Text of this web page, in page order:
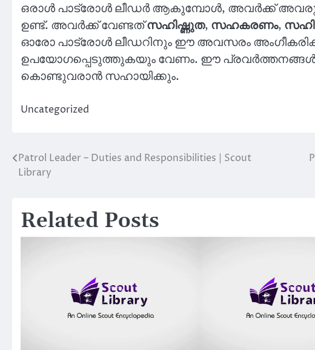
ഒരാൾ പാട്രോള്‍ ലീഡർ ആകുമ്പോൾ, അവർക്ക്
ഉണ്ട്. അവർക്ക് വേണ്ടത്സഹിഷ്ണുത, സഹകരണം,
ഓരോ പാട്രോള്‍ ലീഡറിനും ഈ അവസരം
ഉപയോഗപ്പെടുത്തുകയും വേണം. ഈ പ്രവർത്തനങ്ങൾ
കൊണ്ടുവരാൻ സഹായിക്കും.
Uncategorized
Post
navigation
Patrol Leader – Duties and Responsibilities | Scout
Library
Related Posts